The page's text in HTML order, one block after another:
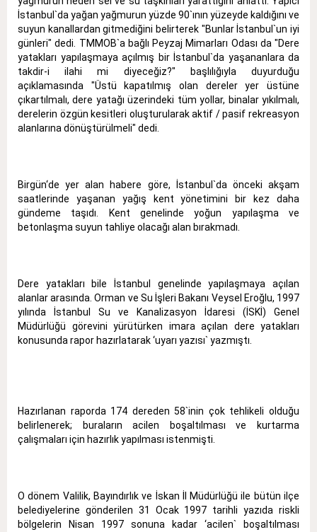
İstanbul`da yağan yağmurun yüzde 90`ının yüzeyde kaldığını ve
suyun kanallardan gitmediğini belirterek "Bunlar İstanbul`un iyi
günleri" dedi. TMMOB`a bağlı Peyzaj Mimarları Odası da "Dere
yatakları yapılaşmaya açılmış bir İstanbul`da yaşananlara da
takdir-i ilahi mi diyeceğiz?" başlılığıyla duyurduğu
açıklamasında "Üstü kapatılmış olan dereler yer üstüne
çıkartılmalı, dere yatağı üzerindeki tüm yollar, binalar yıkılmalı,
derelerin özgün kesitleri oluşturularak aktif / pasif rekreasyon
alanlarına dönüştürülmeli" dedi.
Birgün‘de yer alan habere göre, İstanbul`da önceki akşam
saatlerinde yaşanan yağış kent yönetimini bir kez daha
gündeme taşıdı. Kent genelinde yoğun yapılaşma ve
betonlaşma suyun tahliye olacağı alan bırakmadı.
Dere yatakları bile İstanbul genelinde yapılaşmaya açılan
alanlar arasında. Orman ve Su İşleri Bakanı Veysel Eroğlu, 1997
yılında İstanbul Su ve Kanalizasyon İdaresi (İSKİ) Genel
Müdürlüğü görevini yürütürken imara açılan dere yatakları
konusunda rapor hazırlatarak ‘uyarı yazısı` yazmıştı.
Hazırlanan raporda 174 dereden 58`inin çok tehlikeli olduğu
belirlenerek; buraların acilen boşaltılması ve kurtarma
çalışmaları için hazırlık yapılması istenmişti.
O dönem Valilik, Bayındırlık ve İskan İl Müdürlüğü ile bütün ilçe
belediyelerine gönderilen 31 Ocak 1997 tarihli yazıda riskli
bölgelerin Nisan 1997 sonuna kadar ‘acilen` boşaltılması